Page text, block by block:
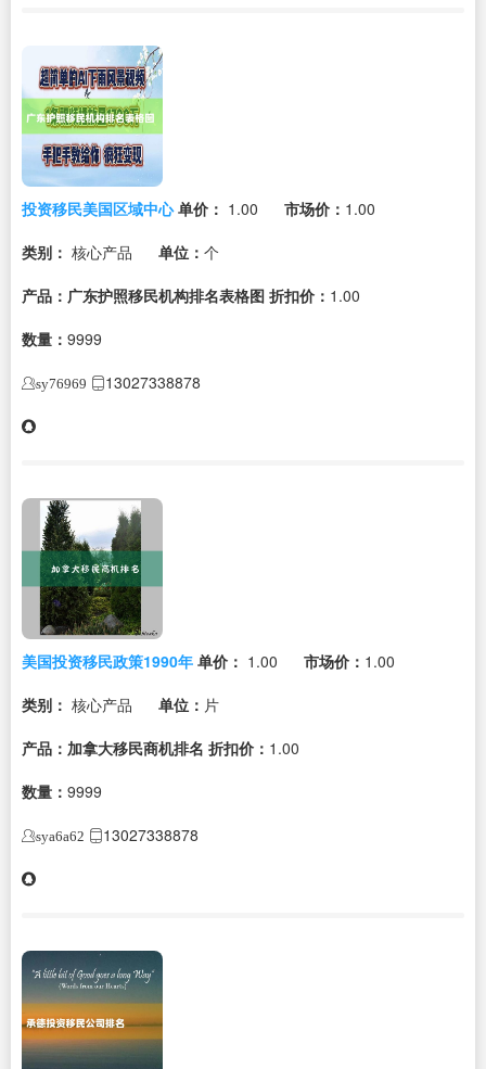
投资移民美国区域中心 单价： 1.00 市场价： 1.00
类别： 核心产品 单位： 个
产品：广东护照移民机构排名表格图 折扣价： 1.00
数量： 9999
sy76969 13027338878
美国投资移民政策1990年 单价： 1.00 市场价： 1.00
类别： 核心产品 单位： 片
产品：加拿大移民商机排名 折扣价： 1.00
数量： 9999
sya6a62 13027338878